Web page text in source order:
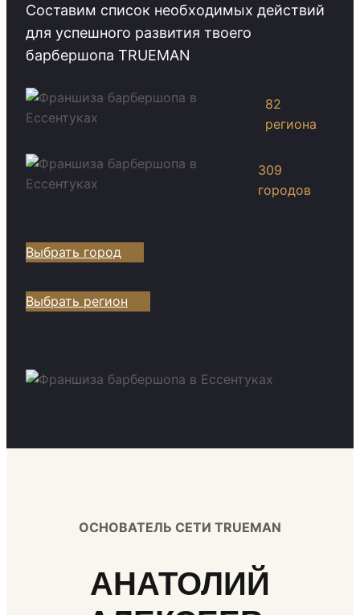
Cоставим список необходимых действий
для успешного развития твоего
барбершопа TRUEMAN
82
региона
309
городов
Выбрать город
Выбрать регион
ОСНОВАТЕЛЬ СЕТИ TRUEMAN
АНАТОЛИЙ